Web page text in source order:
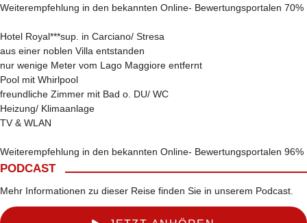
Weiterempfehlung in den bekannten Online- Bewertungsportalen 70%
Hotel Royal***sup. in Carciano/ Stresa
aus einer noblen Villa entstanden
nur wenige Meter vom Lago Maggiore entfernt
Pool mit Whirlpool
freundliche Zimmer mit Bad o. DU/ WC
Heizung/ Klimaanlage
TV & WLAN
Weiterempfehlung in den bekannten Online- Bewertungsportalen 96%
PODCAST
Mehr Informationen zu dieser Reise finden Sie in unserem Podcast.